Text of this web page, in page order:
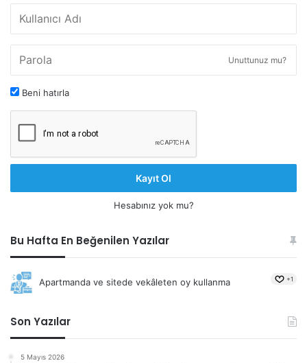
Unuttunuz mu?
Beni hatırla
Kayıt Ol
Hesabınız yok mu?
Bu Hafta En Beğenilen Yazılar
Apartmanda ve sitede vekâleten oy kullanma +1
Son Yazılar
5 Mayıs 2026